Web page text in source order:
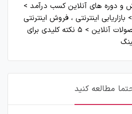
و دوره های آنلاین کسب درآمد >
> بازاریابی اینترنتی ، فروش اینترنتی
آنلاین >
۵ نکته کلیدی برای
مطالعه کنید